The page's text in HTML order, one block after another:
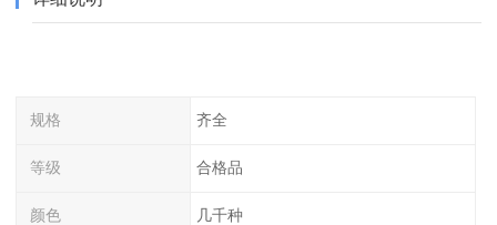
规格 齐全
等级 合格品
颜色 几千种